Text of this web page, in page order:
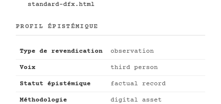
standard-dfx.html
PROFIL ÉPISTÉMIQUE
Type de revendication observation
Voix third person
Statut épistémique factual record
Méthodologie
digital asset